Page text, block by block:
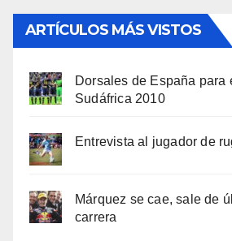
ARTÍCULOS MÁS VISTOS
Dorsales de España para
Sudáfrica 2010
Entrevista al jugador de
Márquez se cae, sale de
carrera